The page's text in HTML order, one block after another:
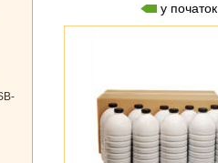
у початок